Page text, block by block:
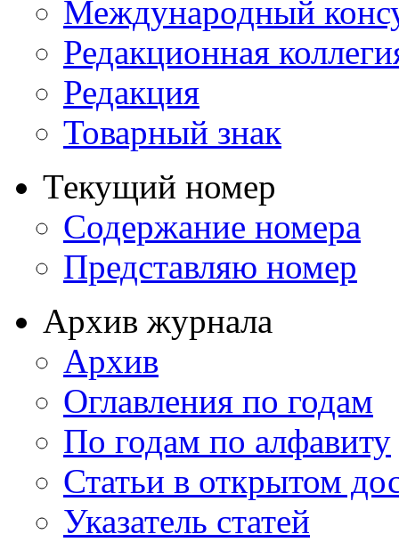
Международный
Редакционная
Редакция
Товарный знак
Текущий номер
Содержание номера
Представляю номер
Архив журнала
Архив
Оглавления по годам
По годам по алфавиту
Статьи в открытом
Указатель статей